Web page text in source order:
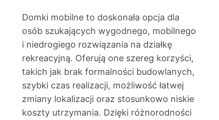
Domki mobilne to doskonała opcja dla
osób szukających wygodnego, mobilnego
i niedrogiego rozwiązania na działkę
rekreacyjną. Oferują one szereg korzyści,
takich jak brak formalności budowlanych,
szybki czas realizacji, możliwość łatwej
zmiany lokalizacji oraz stosunkowo niskie
koszty utrzymania. Dzięki różnorodności